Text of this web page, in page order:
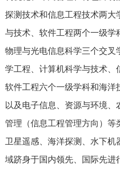
探测技术和信息工程技术两大
与技术、软件工程两个一级学
物理与光电信息科学三个交叉
学工程、计算机科学与技术、
软件工程六个一级学科和海洋
以及电子信息、资源与环境
管理 （信息工程管理方向） 等
卫星遥感、海洋探测、水下机
域跻身于国内领先、国际先进